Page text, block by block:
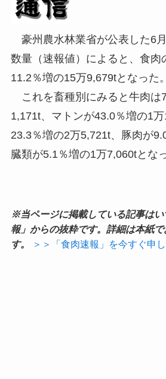
豪州農水林業省が公表した6
数量（速報値）によると、食肉
11.2％増の15万9,679tとなった。
これを畜種別にみると牛肉は
1,171t、マトンが43.0％増の1
23.3％増の2万5,721t、豚肉が
臓類が5.1％増の1万7,060tとな
※当ページに掲載している記事は
報」からの抜粋です。詳細は本紙
す。
＞＞「食肉速報」を今すぐ申